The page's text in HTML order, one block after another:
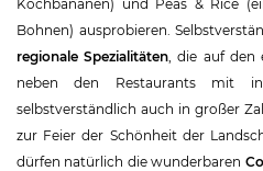
Kochbananen) und Peas & Rice
Bohnen) ausprobieren.
regionale Spezialitäten , die auf den
neben den Restaurants mit
selbstverständlich auch in großer
zur Feier der Schönheit der
dürfen natürlich die wunderbaren